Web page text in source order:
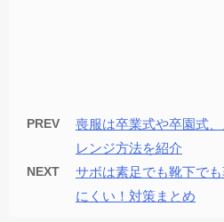
PREV
喪服は卒業式や卒園式
レンジ方法を紹介
NEXT
サボは素足でも靴下で
にくい！対策まとめ